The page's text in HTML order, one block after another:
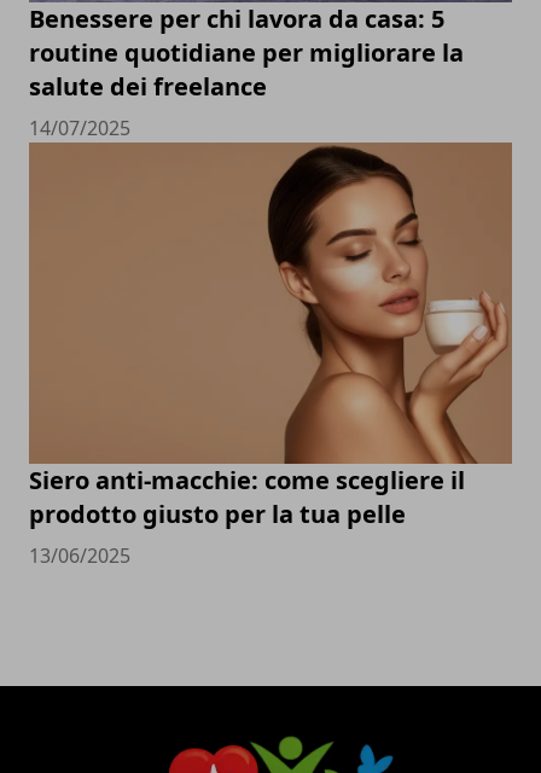
Benessere per chi lavora da casa: 5
routine quotidiane per migliorare la
salute dei freelance
14/07/2025
Siero anti-macchie: come scegliere il
prodotto giusto per la tua pelle
13/06/2025